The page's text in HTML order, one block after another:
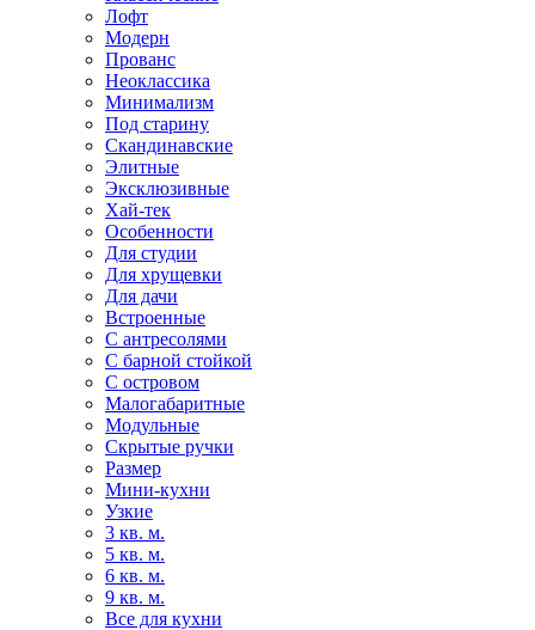
Лофт
Модерн
Прованс
Неоклассика
Минимализм
Под старину
Скандинавские
Элитные
Эксклюзивные
Хай-тек
Особенности
Для студии
Для хрущевки
Для дачи
Встроенные
С антресолями
С барной стойкой
С островом
Малогабаритные
Модульные
Скрытые ручки
Размер
Мини-кухни
Узкие
3 кв. м.
5 кв. м.
6 кв. м.
9 кв. м.
Все для кухни